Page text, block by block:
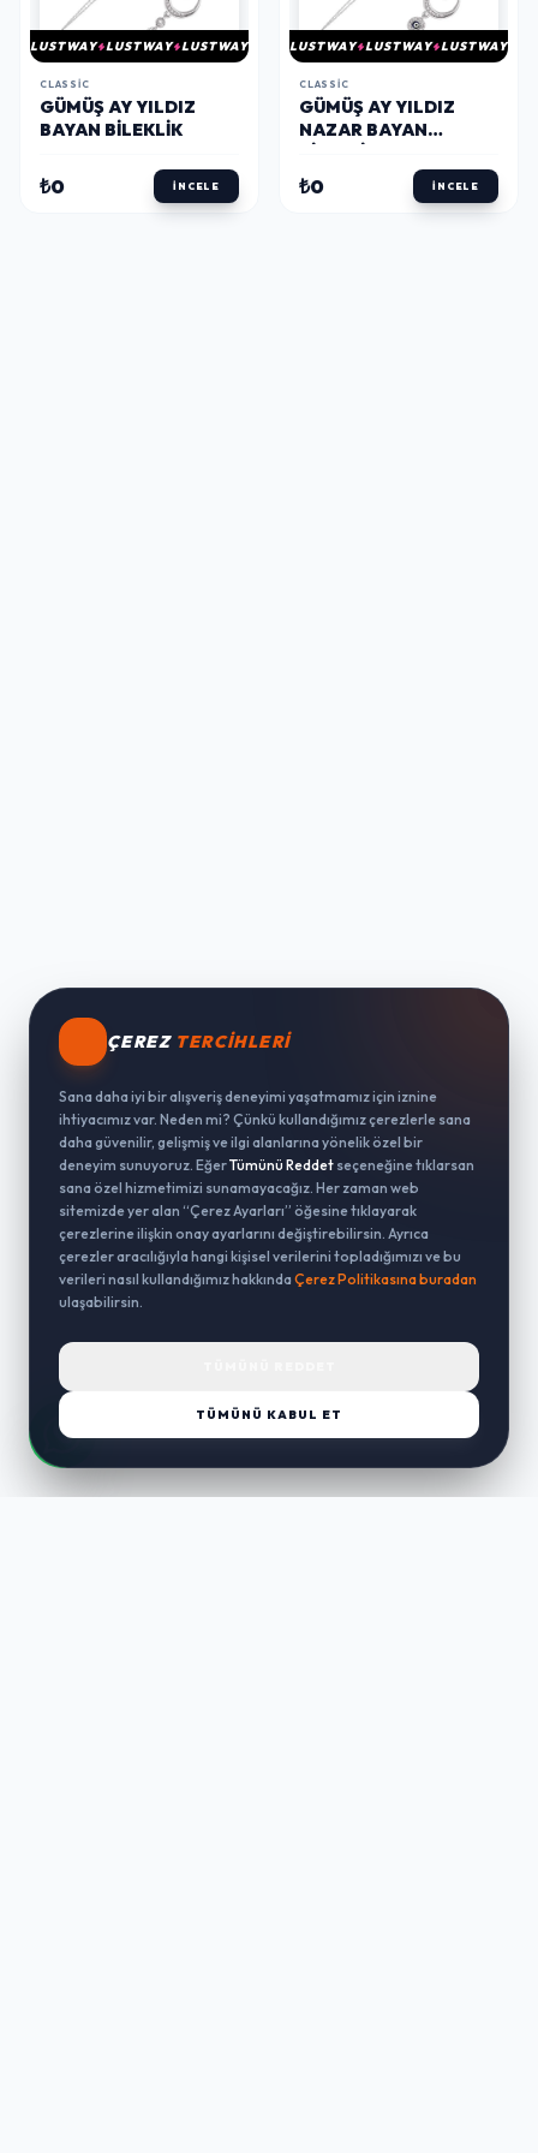
LUSTWAY LUSTWAY LUSTWAY
CLASSIC
GÜMÜŞ AY YILDIZ
BAYAN BILEKLIK
₺0 İNCELE
LUSTWAY LUSTWAY LUSTWAY
CLASSIC
GÜMÜŞ AY YILDIZ
NAZAR BAYAN
₺0 İNCELE
ÇEREZ TERCIHLERI
Sana daha iyi bir alışveriş deneyimi yaşatmamız için iznine
ihtiyacımız var. Neden mi? Çünkü kullandığımız çerezlerle sana
daha güvenilir, gelişmiş ve ilgi alanlarına yönelik özel bir
deneyim sunuyoruz. EğerTümünü Reddet seçeneğine tıklarsan
sana özel hizmetimizi sunamayacağız. Her zaman web
sitemizde yer alan “Çerez Ayarları” öğesine tıklayarak
çerezlerine ilişkin onay ayarlarını değiştirebilirsin. Ayrıca
çerezler aracılığıyla hangi kişisel verilerini topladığımızı ve bu
verileri nasıl kullandığımız hakkında Çerez Politikasına buradan
ulaşabilirsin.
TÜMÜNÜ KABUL ET